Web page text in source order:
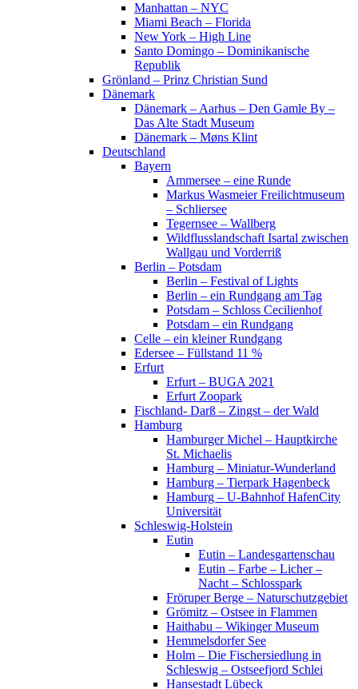
Manhattan – NYC
Miami Beach – Florida
New York – High Line
Santo Domingo – Dominikanische
Republik
Grönland – Prinz Christian Sund
Dänemark
Dänemark – Aarhus – Den Gamle By –
Das Alte Stadt Museum
Dänemark – Møns Klint
Deutschland
Bayern
Ammersee – eine Runde
Markus Wasmeier Freilichtmuseum
– Schliersee
Tegernsee – Wallberg
Wildflusslandschaft Isartal zwischen
Wallgau und Vorderriß
Berlin – Potsdam
Berlin – Festival of Lights
Berlin – ein Rundgang am Tag
Potsdam – Schloss Cecilienhof
Potsdam – ein Rundgang
Celle – ein kleiner Rundgang
Edersee – Füllstand 11 %
Erfurt
Erfurt – BUGA 2021
Erfurt Zoopark
Fischland- Darß – Zingst – der Wald
Hamburg
Hamburger Michel – Hauptkirche
St. Michaelis
Hamburg – Miniatur-Wunderland
Hamburg – Tierpark Hagenbeck
Hamburg – U-Bahnhof HafenCity
Universität
Schleswig-Holstein
Eutin
Eutin – Landesgartenschau
Eutin – Farbe – Licher –
Nacht – Schlosspark
Fröruper Berge – Naturschutzgebiet
Grömitz – Ostsee in Flammen
Haithabu – Wikinger Museum
Hemmelsdorfer See
Holm – Die Fischersiedlung in
Schleswig – Ostseefjord Schlei
Hansestadt Lübeck